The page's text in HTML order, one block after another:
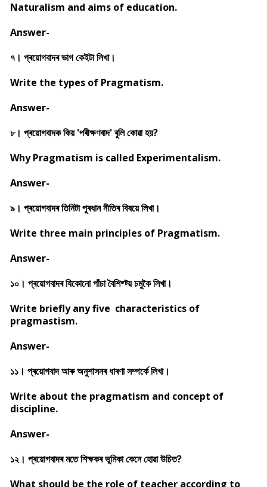
Naturalism and aims of education.
Answer-
৭। প্ৰয়োগবাদৰ ভাগ কেইটা লিখা।
Write the types of Pragmatism.
Answer-
৮। প্ৰয়োগবাদক কিয় 'পৰীক্ষণবাদ' বুলি কোৱা হয়?
Why Pragmatism is called Experimentalism.
Answer-
৯। প্ৰয়োগবাদৰ তিনিটা পু্ৰধান নীতিৰ বিষয়ে লিখা।
Write three main principles of Pragmatism.
Answer-
১০। প্ৰয়োগবাদৰ যিকোনো পাঁচা বৈশিষ্ট্য় চমুকৈ লিখা।
Write briefly any five characteristics of
pragmastism.
Answer-
১১। প্ৰয়োগবাদ আৰু অনুশাসনৰ ধাৰণা সম্পৰ্কে লিখা।
Write about the pragmatism and concept of
discipline.
Answer-
১২। প্ৰয়োগবাদৰ মতে শিক্ষকৰ ভূমিকা কেনে হোৱা উচিত?
What should be the role of teacher according to